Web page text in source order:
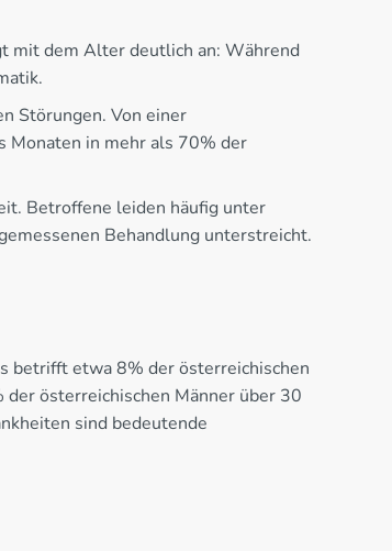
mit dem Alter deutlich an: Während
Störungen. Von einer
Monaten in mehr als 70% der
Betroffene leiden häufig unter
Behandlung unterstreicht.
betrifft etwa 8% der österreichischen
österreichischen Männer über 30
sind bedeutende